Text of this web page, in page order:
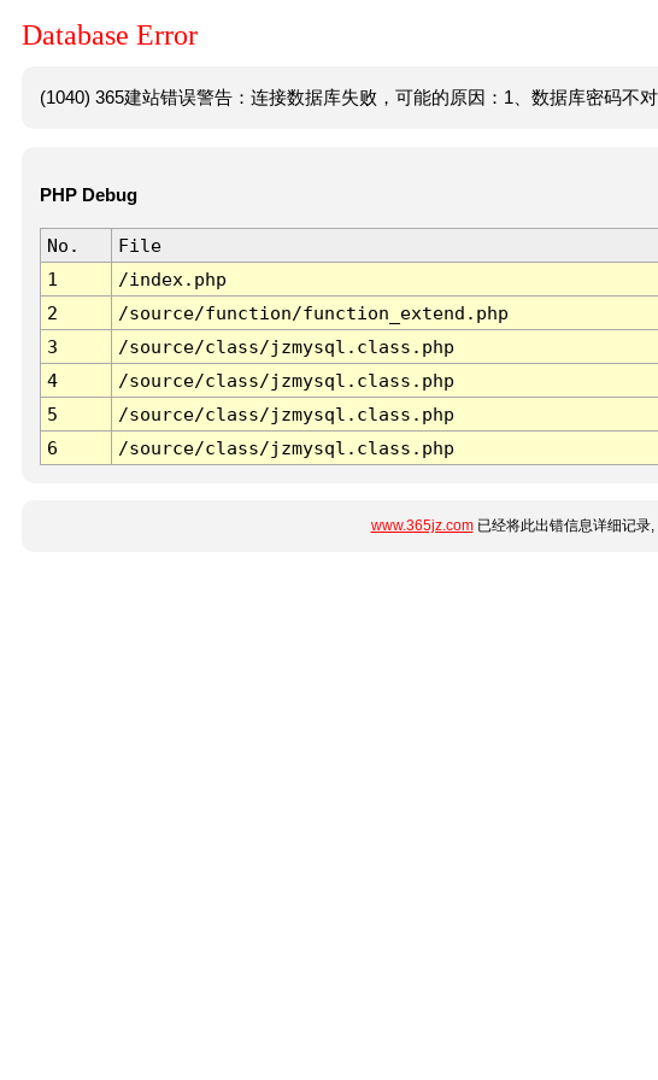
Database Error
(1040) 365建站错误警告：连接数据库失败，可能的原因：1、数据库密码不对
PHP Debug
No. File
1
/index.php
2
/source/function/function_extend.php
3
/source/class/jzmysql.class.php
4
/source/class/jzmysql.class.php
5
/source/class/jzmysql.class.php
6
/source/class/jzmysql.class.php
www.365jz.com已经将此出错信息详细记录